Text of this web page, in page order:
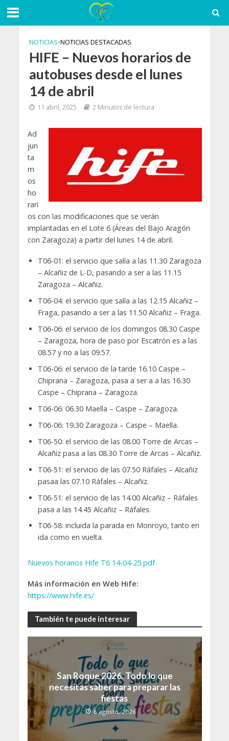
NOTICIAS•NOTICIAS DESTACADAS
HIFE – Nuevos horarios de
autobuses desde el lunes
14 de abril
11 abril, 2025 2 Minutos de lectura
Ad
jun
ta
m
os
ho
rari
os con las modificaciones que se verán
implantadas en el Lote 6 (Áreas del Bajo Aragón
con Zaragoza) a partir del lunes 14 de abril.
T06-01: el servicio que salía a las 11.30 Zaragoza
– Alcañiz de L-D, pasando a ser a las 11.15
Zaragoza – Alcañiz.
T06-04: el servicio que salía a las 12.15 Alcañiz –
Fraga, pasando a ser a las 11.50 Alcañiz – Fraga.
T06-06: el servicio de los domingos 08.30 Caspe
– Zaragoza, hora de paso por Escatrón es a las
08.57 y no a las 09.57.
T06-06: el servicio de la tarde 16.10 Caspe –
Chiprana – Zaragoza, pasa a ser a a las 16.30
Caspe – Chiprana – Zaragoza.
T06-06: 06.30 Maella – Caspe – Zaragoza.
T06-06: 19.30 Zaragoza – Caspe – Maella.
T06-50: el servicio de las 08.00 Torre de Arcas –
Alcañiz pasa a las 08.30 Torre de Arcas – Alcañiz.
T06-51: el servicio de las 07.50 Ráfales – Alcañiz
pasaa las 07.10 Ráfales – Alcañiz.
T06-51: el servicio de las 14.00 Alcañiz – Ráfales
pasa a las 14.45 Alcañiz – Ráfales.
T06-58: incluida la parada en Monroyo, tanto en
ida como en vuelta.
Nuevos horarios Hife T6 14-04-25.pdf
Más información en Web Hife:
https://www.hife.es/
También te puede interesar
San Roque 2026. Todo lo que
necesitas saber para preparar las
fiestas
6 agosto, 2026